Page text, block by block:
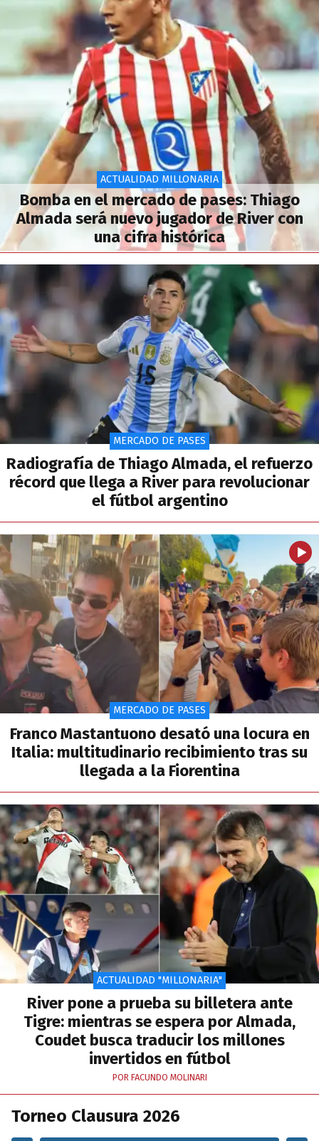
ACTUALIDAD MILLONARIA
Bomba en el mercado de pases: Thiago
Almada será nuevo jugador de River con
una cifra histórica
MERCADO DE PASES
Radiografía de Thiago Almada, el refuerzo
récord que llega a River para revolucionar
el fútbol argentino
MERCADO DE PASES
Franco Mastantuono desató una locura en
Italia: multitudinario recibimiento tras su
llegada a la Fiorentina
ACTUALIDAD "MILLONARIA"
River pone a prueba su billetera ante
Tigre: mientras se espera por Almada,
Coudet busca traducir los millones
invertidos en fútbol
POR FACUNDO MOLINARI
Torneo Clausura 2026